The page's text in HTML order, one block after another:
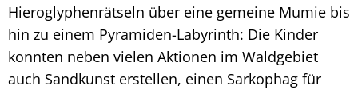
Hieroglyphenrätseln über eine gemeine Mumie bis
hin zu einem Pyramiden-Labyrinth: Die Kinder
konnten neben vielen Aktionen im Waldgebiet
auch Sandkunst erstellen, einen Sarkophag für